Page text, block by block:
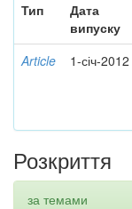
Тип
Дата
випуску
Article 1-січ-2012
Розкриття
за темами